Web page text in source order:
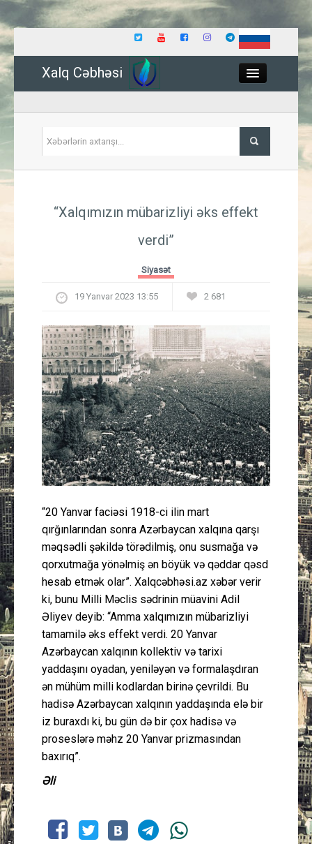
Xalq Cəbhəsi
İqtisadiyyat
Güney Azərbaycan
Mədəniyyət
Müsahibə
İdman
Layihə
Gündəm
Cəmiyyət
Peşə etikası
Əlaqə
“Xalqımızın mübarizliyi əks effekt
verdi”
Siyasət
19 Yanvar 2023 13:55 2 681
“20 Yanvar faciəsi 1918-ci ilin mart
qırğınlarından sonra Azərbaycan xalqına qarşı
məqsədli şəkildə törədilmiş, onu susmağa və
qorxutmağa yönəlmiş ən böyük və qəddar qəsd
hesab etmək olar”. Xalqcəbhəsi.az xəbər verir
ki, bunu Milli Məclis sədrinin müavini Adil
Əliyev deyib: “Amma xalqımızın mübarizliyi
tamamilə əks effekt verdi. 20 Yanvar
Azərbaycan xalqının kollektiv və tarixi
yaddaşını oyadan, yeniləyən və formalaşdıran
ən mühüm milli kodlardan birinə çevrildi. Bu
hadisə Azərbaycan xalqının yaddaşında elə bir
iz buraxdı ki, bu gün də bir çox hadisə və
proseslərə məhz 20 Yanvar prizmasından
baxırıq”.
Əli